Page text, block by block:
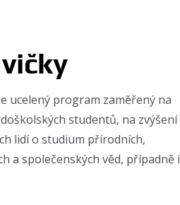
ucelený program zaměřený na
studentů, na zvýšení
lidí o studium přírodních,
a společenských věd, případně i